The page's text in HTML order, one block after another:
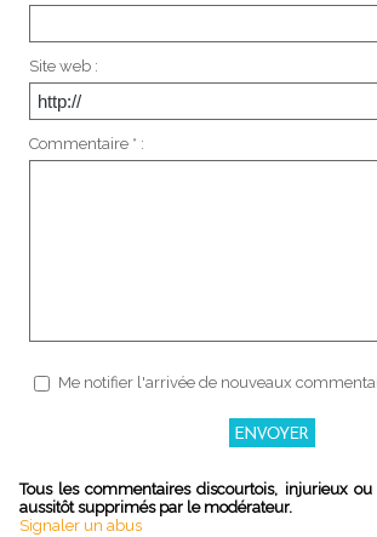
Site web :
Commentaire * :
Me notifier l'arrivée de nouveaux
Tous les commentaires discourtois, injurieux
aussitôt supprimés par le modérateur.
Signaler un abus